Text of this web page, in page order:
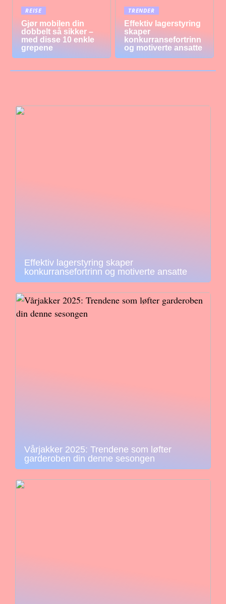
REISE
Gjør mobilen din
dobbelt så sikker –
med disse 10 enkle
grepene
TRENDER
Effektiv lagerstyring
skaper
konkurransefortrinn
og motiverte ansatte
Effektiv lagerstyring skaper
konkurransefortrinn og motiverte ansatte
Vårjakker 2025: Trendene som løfter
garderoben din denne sesongen